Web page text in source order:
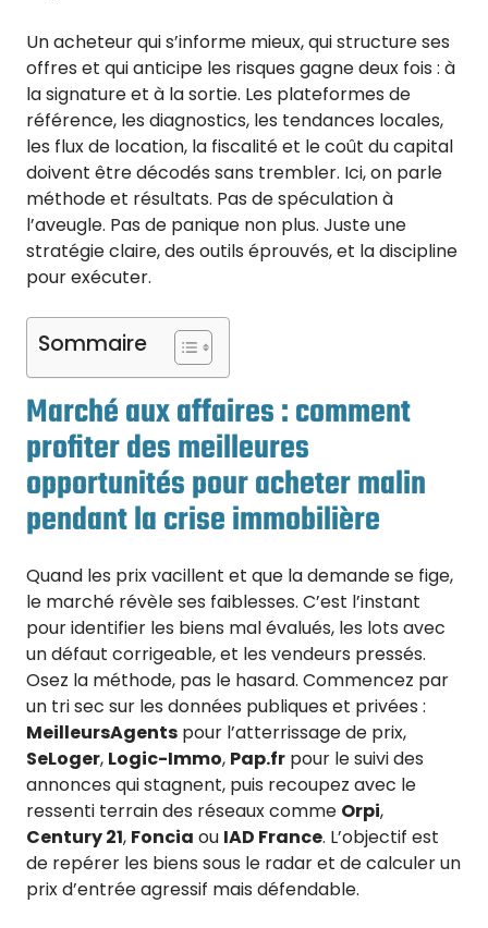
Un acheteur qui s’informe mieux, qui structure ses
offres et qui anticipe les risques gagne deux fois : à
la signature et à la sortie. Les plateformes de
référence, les diagnostics, les tendances locales,
les flux de location, la fiscalité et le coût du capital
doivent être décodés sans trembler. Ici, on parle
méthode et résultats. Pas de spéculation à
l’aveugle. Pas de panique non plus. Juste une
stratégie claire, des outils éprouvés, et la discipline
pour exécuter.
Sommaire
Marché aux affaires : comment
profiter des meilleures
opportunités pour acheter malin
pendant la crise immobilière
Quand les prix vacillent et que la demande se fige,
le marché révèle ses faiblesses. C’est l’instant
pour identifier les biens mal évalués, les lots avec
un défaut corrigeable, et les vendeurs pressés.
Osez la méthode, pas le hasard. Commencez par
un tri sec sur les données publiques et privées :
MeilleursAgents pour l’atterrissage de prix,
SeLoger, Logic-Immo, Pap.fr pour le suivi des
annonces qui stagnent, puis recoupez avec le
ressenti terrain des réseaux comme Orpi,
Century 21, Foncia ou IAD France. L’objectif est
de repérer les biens sous le radar et de calculer un
prix d’entrée agressif mais défendable.